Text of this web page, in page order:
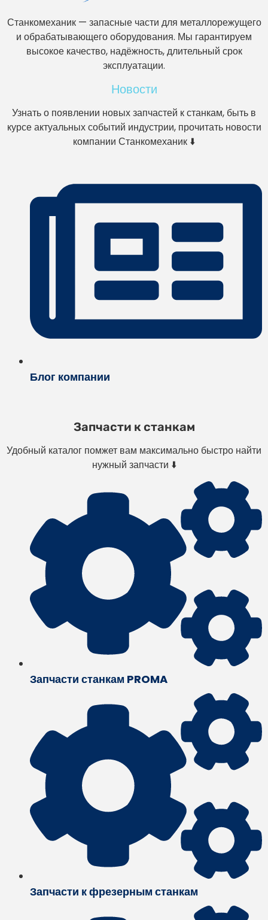
Станкомеханик — запасные части для металлорежущего
и обрабатывающего оборудования. Мы гарантируем
высокое качество, надёжность, длительный срок
эксплуатации.
Новости
Узнать о появлении новых запчастей к станкам, быть в
курсе актуальных событий индустрии, прочитать новости
компании Станкомеханик ⬇️
Блог компании
Запчасти к станкам
Удобный каталог помжет вам максимально быстро найти
нужный запчасти ⬇️
Запчасти станкам PROMA
Запчасти к фрезерным станкам